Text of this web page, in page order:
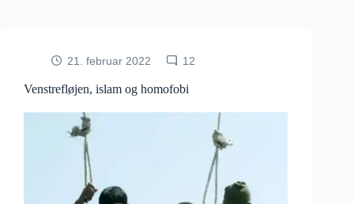
21. februar 2022 12
Venstrefløjen, islam og homofobi